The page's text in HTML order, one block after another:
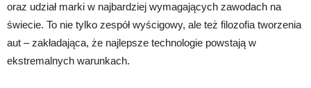
oraz udział marki w najbardziej wymagających zawodach na
świecie. To nie tylko zespół wyścigowy, ale też filozofia tworzenia
aut – zakładająca, że najlepsze technologie powstają w
ekstremalnych warunkach.